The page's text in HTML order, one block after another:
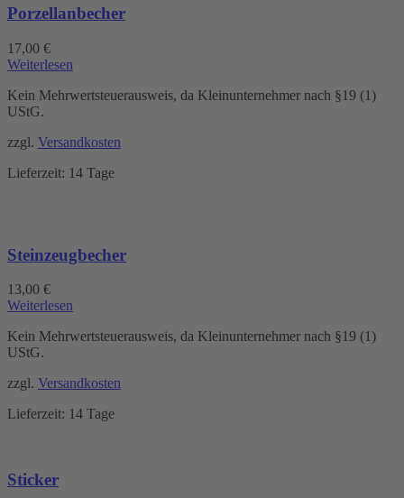
Porzellanbecher
17,00 €
Weiterlesen
Kein Mehrwertsteuerausweis, da Kleinunternehmer nach §19 (1)
UStG.
zzgl. Versandkosten
Lieferzeit: 14 Tage
Steinzeugbecher
13,00 €
Weiterlesen
Kein Mehrwertsteuerausweis, da Kleinunternehmer nach §19 (1)
UStG.
zzgl. Versandkosten
Lieferzeit: 14 Tage
Sticker